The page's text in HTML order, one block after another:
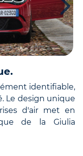
identifiable,
Le design unique
d'air met en
de la Giulia